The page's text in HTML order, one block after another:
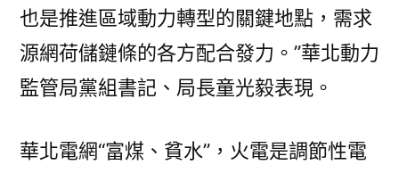
也是推進區域動力轉型的關鍵地點，需求
源網荷儲鏈條的各方配合發力。”華北動力
監管局黨組書記、局長童光毅表現。
華北電網“富煤、貧水”，火電是調節性電